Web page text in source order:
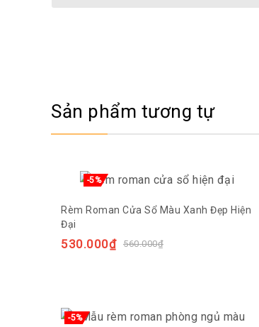
Sản phẩm tương tự
-5%
Rèm Roman Cửa Sổ Màu Xanh Đẹp Hiện
Đại
560.000₫
530.000₫
-5%